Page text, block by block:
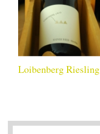
Loibenberg Riesling